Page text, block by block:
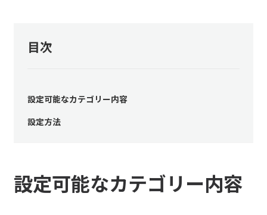
目次
設定可能なカテゴリー内容
設定方法
設定可能なカテゴリー内容